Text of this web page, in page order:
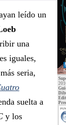
leído un
una
iguales,
seria,
suelta a
y los